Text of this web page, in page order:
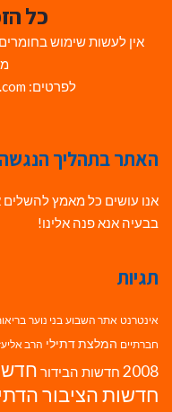
כל
אין לעשות שימוש
לפרטים: Avihai.ZoomAt@gmail.com
האתר בתהליך הנגשה
אנו עושים כל מאמץ
בבעיה אנא פנה אלינו!
תגיות
אינטרנט אתר השבוע בני נוער
חברתיים המלצת דתילי הרב
2008 חדשות הבידור
חדשות הציבור